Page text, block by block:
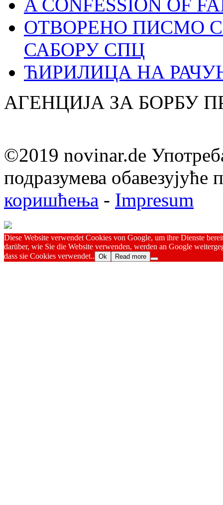
A CONFESSION OF
ОТВОРЕНО ПИСМО
САБОРУ СПЦ
ЋИРИЛИЦА НА
АГЕНЦИЈА ЗА БОРБУ
©2019 novinar.de
подразумева обавезујуће
коришћења - Impresum
Diese Website verwendet Cookies von Google, um ihre Dienste
darüber, wie Sie die Website verwenden, werden an Google
dass sie Cookies verwendet.. Ok Read more